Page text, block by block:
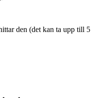
den (det kan ta upp till 5